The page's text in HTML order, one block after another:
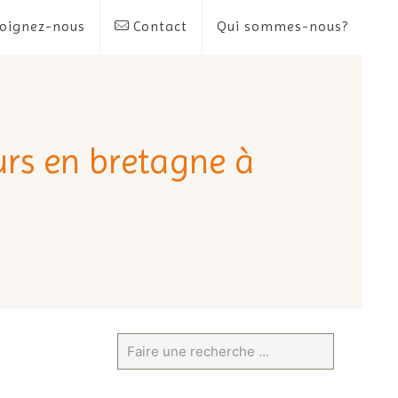
nous Contact Qui sommes-nous?
en bretagne à